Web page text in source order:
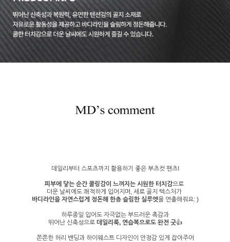
데일리부터 스포츠까지 활용하기 좋은 부츠컷 팬츠!
피부에 닿는 순간 쿨링감이 느껴지는 시원한 터치감으로
더운 날씨에도 쾌적하게 입어지며, 세로 골지 텍스처가
바디라인을 자연스럽게 정돈해 한층 슬림한 실루엣을 연출해줘요: )
하루종일 입어도 자극없는 부드러운 촉감과
뛰어난 신축성으로 데일리룩, 연습복으로도 완전 굿👍
쫀쫀한 허리 밴딩과 하이웨스트 디자인이 안정감 있게 잡아주어